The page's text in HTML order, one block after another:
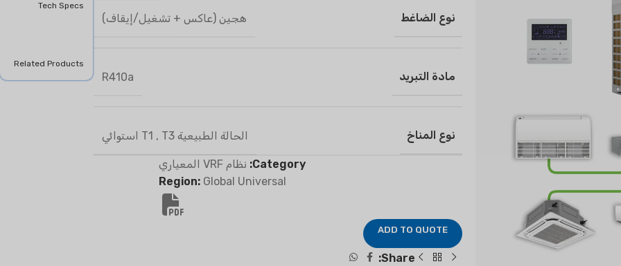
سبليت قائم على الأرض
DEHUMIDIFIER
نوع الضاغط هجين (عاكس + تشغيل/إيقاف)
مادة التبريد R410a
نوع المناخ الحالة الطبيعية T1 , T3 استوائي
Category: نظام VRF المعياري
Region: Global Universal
ADD TO QUOTE
Share:
Tech Specs
Related Products